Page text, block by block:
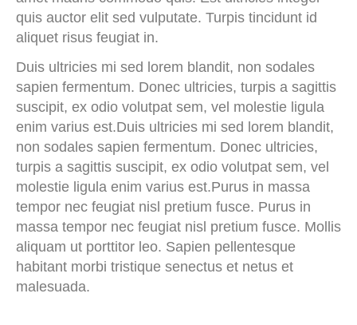
quis auctor elit sed vulputate. Turpis tincidunt id
aliquet risus feugiat in.
Duis ultricies mi sed lorem blandit, non sodales
sapien fermentum. Donec ultricies, turpis a sagittis
suscipit, ex odio volutpat sem, vel molestie ligula
enim varius est.Duis ultricies mi sed lorem blandit,
non sodales sapien fermentum. Donec ultricies,
turpis a sagittis suscipit, ex odio volutpat sem, vel
molestie ligula enim varius est.Purus in massa
tempor nec feugiat nisl pretium fusce. Purus in
massa tempor nec feugiat nisl pretium fusce. Mollis
aliquam ut porttitor leo. Sapien pellentesque
habitant morbi tristique senectus et netus et
malesuada.